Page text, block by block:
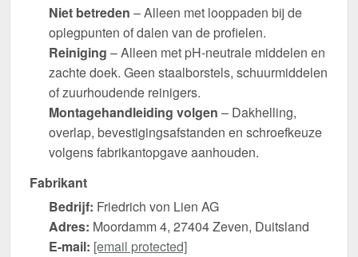
Niet betreden – Alleen met looppaden bij de
oplegpunten of dalen van de profielen.
Reiniging – Alleen met pH-neutrale middelen en
zachte doek. Geen staalborstels, schuurmiddelen
of zuurhoudende reinigers.
Montagehandleiding volgen – Dakhelling,
overlap, bevestigingsafstanden en schroefkeuze
volgens fabrikantopgave aanhouden.
Fabrikant
Bedrijf: Friedrich von Lien AG
Adres: Moordamm 4, 27404 Zeven, Duitsland
E-mail: [email protected]